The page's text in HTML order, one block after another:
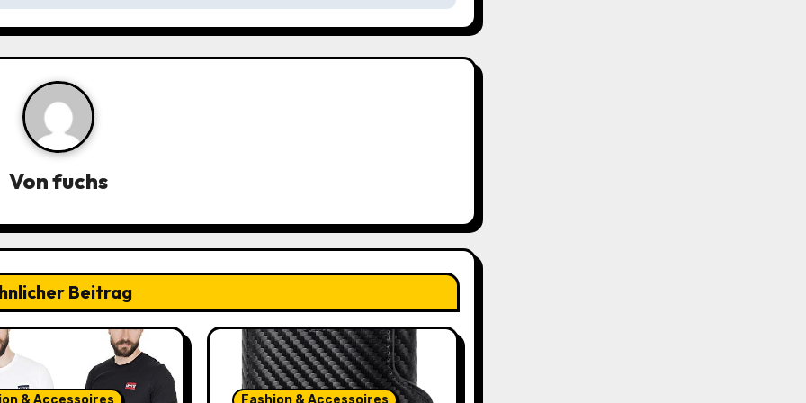
Vonfuchs
Beitrag
& Accessoires Fashion & Accessoires